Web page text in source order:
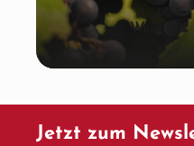
Wein aus
Jetzt zum